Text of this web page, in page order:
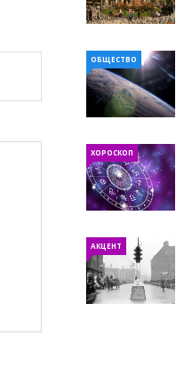
ОБЩЕСТВО
ХОРОСКОП
АКЦЕНТ